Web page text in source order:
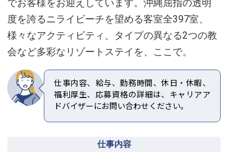
でお客様をお迎えしています。沖縄屈指の透明
度を誇るニライビーチを望める客室全397室、
様々なアクティビティ、タイプの異なる2つの教
会など多彩なリゾートステイを、ここで。
仕事内容、給与、勤務時間、休日・休暇、
福利厚生、応募資格の詳細は、キャリアア
ドバイザーにお問い合わせください。
仕事内容